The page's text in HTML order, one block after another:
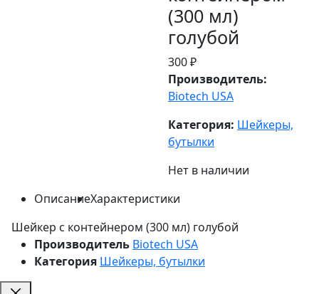
(300 мл)
голубой
300 ₽
Производитель:
Biotech USA
Категория: Шейкеры,
бутылки
Нет в наличии
ОписаниеХарактеристики
Шейкер с контейнером (300 мл) голубой
Производитель Biotech USA
Категория Шейкеры, бутылки